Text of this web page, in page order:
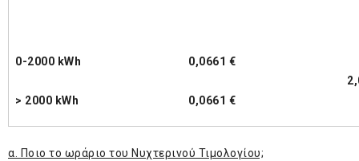
0-2000 kWh
0,0661 €
> 2000 kWh
0,0661 €
α. Ποιο το ωράριο του Νυχτερινού Τιμολογίου;